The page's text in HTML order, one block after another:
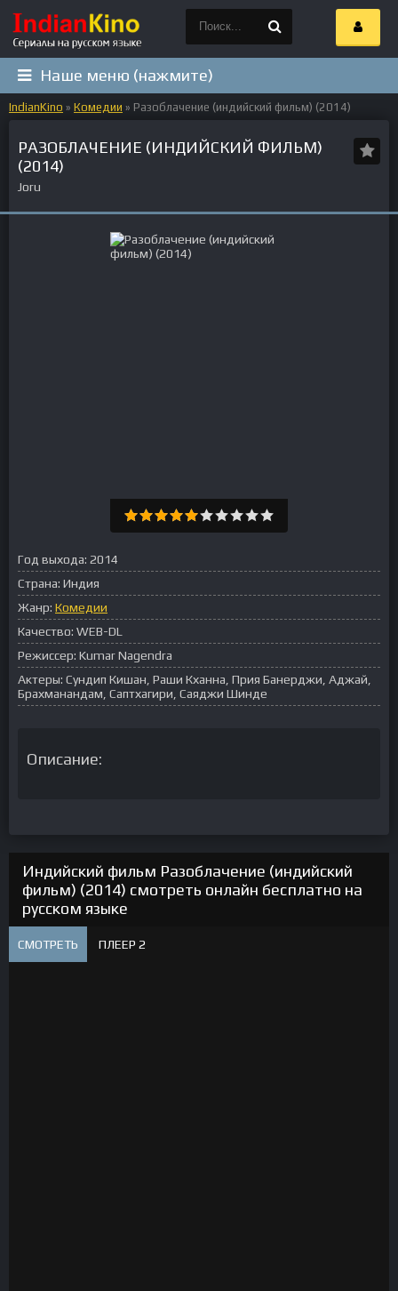
Наше меню (нажмите)
IndianKino » Комедии » Разоблачение (индийский фильм) (2014)
РАЗОБЛАЧЕНИЕ (ИНДИЙСКИЙ ФИЛЬМ)
(2014)
Joru
Год выхода: 2014
Страна: Индия
Жанр: Комедии
Качество: WEB-DL
Режиссер: Kumar Nagendra
Актеры: Сундип Кишан, Раши Кханна, Прия Банерджи, Аджай,
Брахманандам, Саптхагири, Саяджи Шинде
Описание:
Индийский фильм Разоблачение (индийский
фильм) (2014) смотреть онлайн бесплатно на
русском языке
СМОТРЕТЬ ПЛЕЕР 2